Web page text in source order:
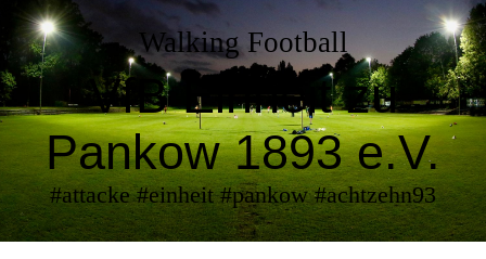
Walking Football
VfB Einheit zu
Pankow 1893 e.V.
#attacke #einheit #pankow #achtzehn93